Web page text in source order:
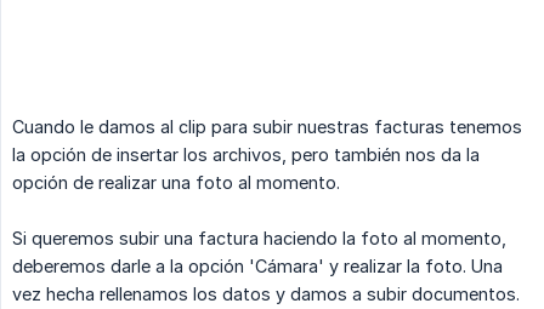
Cuando le damos al clip para subir nuestras facturas tenemos
la opción de insertar los archivos, pero también nos da la
opción de realizar una foto al momento.
Si queremos subir una factura haciendo la foto al momento,
deberemos darle a la opción 'Cámara' y realizar la foto. Una
vez hecha rellenamos los datos y damos a subir documentos.